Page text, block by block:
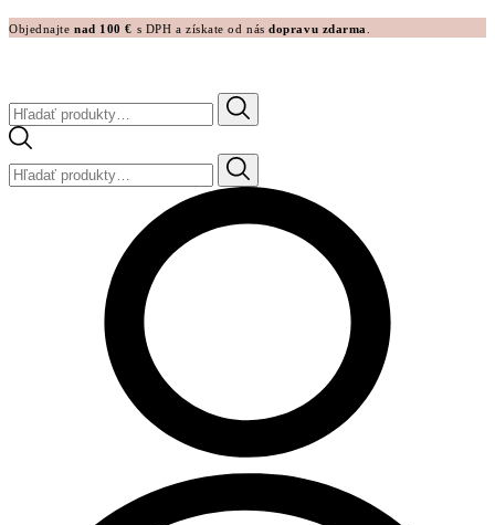
Objednajtenad 100 € s DPH a získate od násdopravu zdarma
Hľadať:
Hľadať: